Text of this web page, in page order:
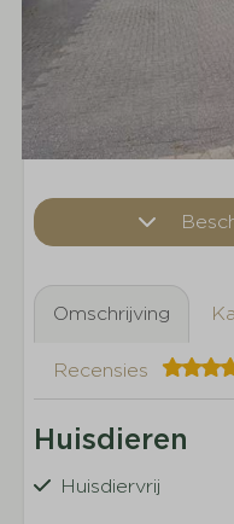
Omschrijving
Recensies
Huisdieren
Huisdiervrij